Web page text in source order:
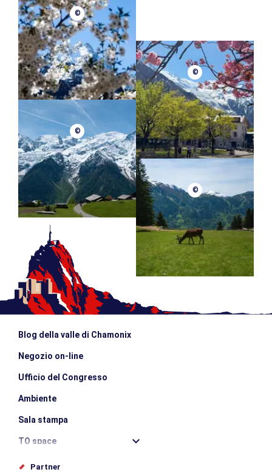
©
©
©
©
Blog della valle di Chamonix
Negozio on-line
Ufficio del Congresso
Ambiente
Sala stampa
TO space
Offices de tourisme
Partner